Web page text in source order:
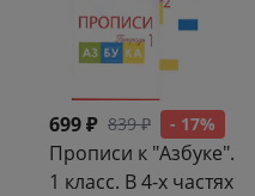
699 ₽ 839 ₽ - 17%
Прописи к "Азбуке".
1 класс. В 4-х частях